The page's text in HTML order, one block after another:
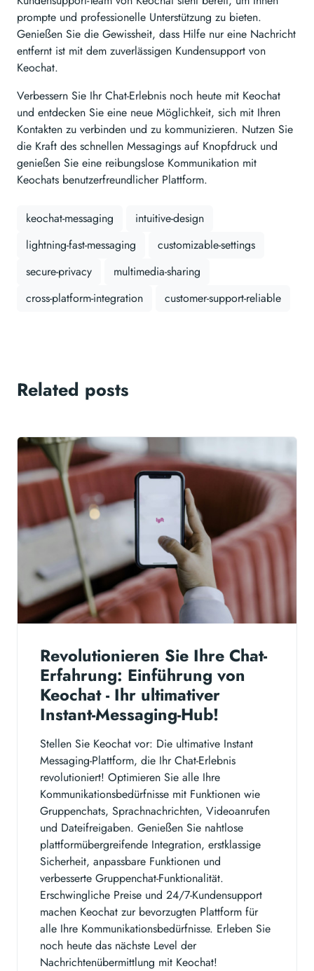
prompte und professionelle Unterstützung zu bieten.
Genießen Sie die Gewissheit, dass Hilfe nur eine Nachricht
entfernt ist mit dem zuverlässigen Kundensupport von
Keochat.
Verbessern Sie Ihr Chat-Erlebnis noch heute mit Keochat
und entdecken Sie eine neue Möglichkeit, sich mit Ihren
Kontakten zu verbinden und zu kommunizieren. Nutzen Sie
die Kraft des schnellen Messagings auf Knopfdruck und
genießen Sie eine reibungslose Kommunikation mit
Keochats benutzerfreundlicher Plattform.
keochat-messaging
intuitive-design
lightning-fast-messaging
customizable-settings
secure-privacy
multimedia-sharing
cross-platform-integration
customer-support-reliable
Related posts
Revolutionieren Sie Ihre Chat-
Erfahrung: Einführung von
Keochat - Ihr ultimativer
Instant-Messaging-Hub!
Stellen Sie Keochat vor: Die ultimative Instant
Messaging-Plattform, die Ihr Chat-Erlebnis
revolutioniert! Optimieren Sie alle Ihre
Kommunikationsbedürfnisse mit Funktionen wie
Gruppenchats, Sprachnachrichten, Videoanrufen
und Dateifreigaben. Genießen Sie nahtlose
plattformübergreifende Integration, erstklassige
Sicherheit, anpassbare Funktionen und
verbesserte Gruppenchat-Funktionalität.
Erschwingliche Preise und 24/7-Kundensupport
machen Keochat zur bevorzugten Plattform für
alle Ihre Kommunikationsbedürfnisse. Erleben Sie
noch heute das nächste Level der
Nachrichtenübermittlung mit Keochat!